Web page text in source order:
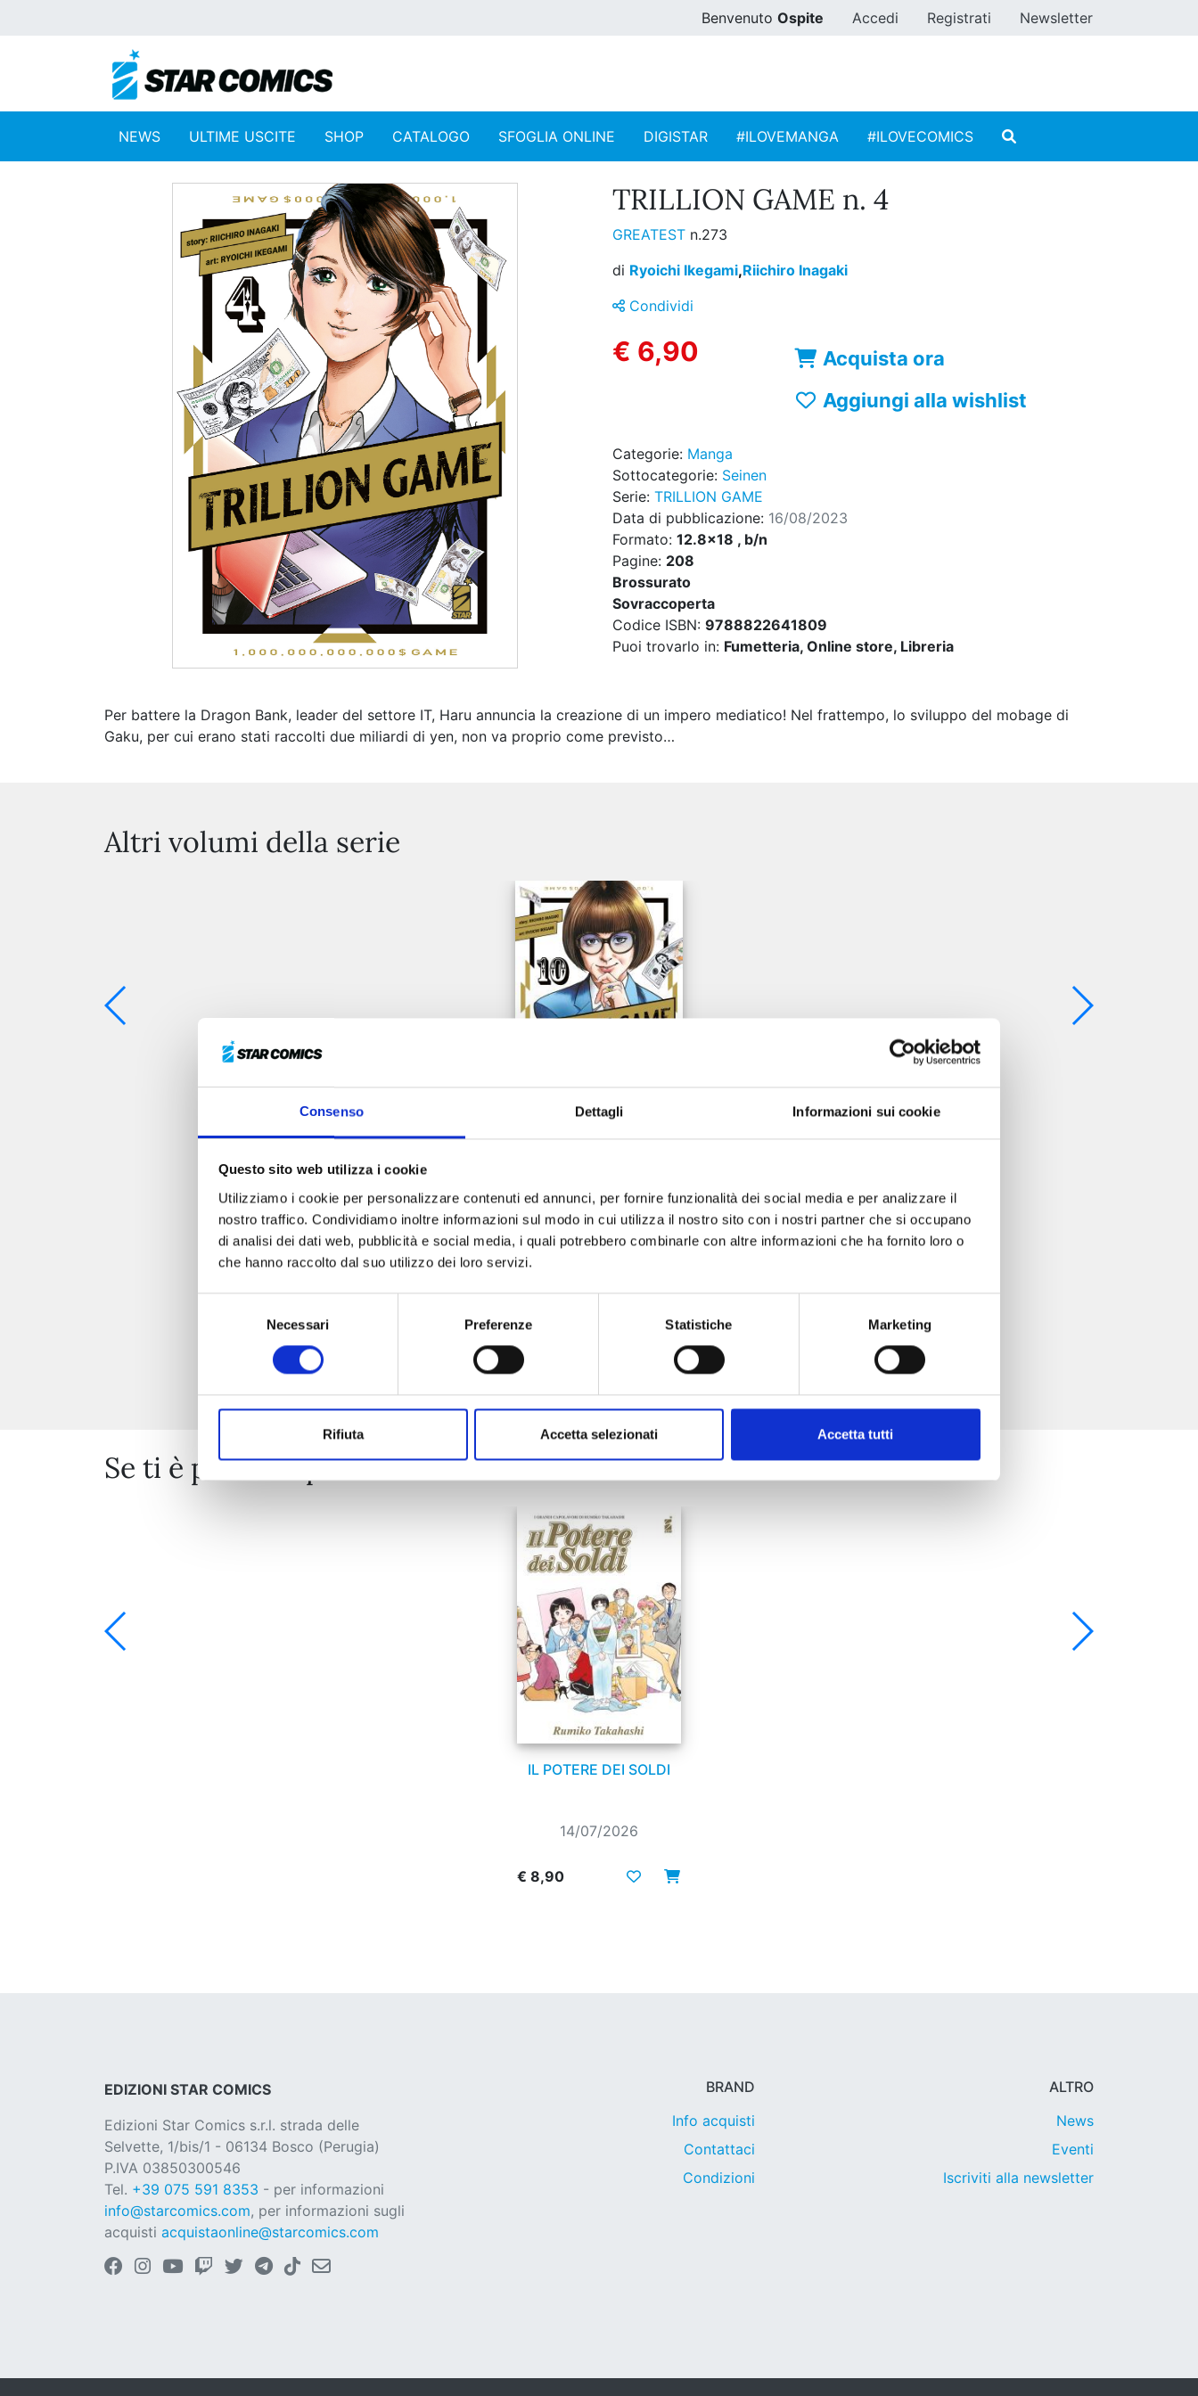
Consenso Dettagli Informazioni sui cookie
Questo sito web utilizza i cookie
Utilizziamo i cookie per personalizzare contenuti ed annunci, per fornire funzionalità dei social media e per analizzare il
nostro traffico. Condividiamo inoltre informazioni sul modo in cui utilizza il nostro sito con i nostri partner che si occupano
di analisi dei dati web, pubblicità e social media, i quali potrebbero combinarle con altre informazioni che ha fornito loro o
che hanno raccolto dal suo utilizzo dei loro servizi.
Necessari Preferenze Statistiche Marketing
Rifiuta Accetta selezionati Accetta tutti
Benvenuto Ospite Accedi Registrati Newsletter
NEWS ULTIME USCITE SHOP CATALOGO SFOGLIA ONLINE DIGISTAR #ILOVEMANGA #ILOVECOMICS
TRILLION GAME n. 4
GREATEST n.273
di Ryoichi Ikegami,Riichiro Inagaki
Condividi
€ 6,90
Acquista ora
Aggiungi alla wishlist
Categorie: Manga
Sottocategorie: Seinen
Serie: TRILLION GAME
Data di pubblicazione: 16/08/2023
Formato: 12.8x18 , b/n
Pagine: 208
Brossurato
Sovraccoperta
Codice ISBN: 9788822641809
Puoi trovarlo in: Fumetteria, Online store, Libreria
Per battere la Dragon Bank, leader del settore IT, Haru annuncia la creazione di un impero mediatico! Nel frattempo, lo sviluppo del mobage di
Gaku, per cui erano stati raccolti due miliardi di yen, non va proprio come previsto…
Altri volumi della serie
TRILLION GAME n. 10
24/02/2026
€ 6,90
Se ti è piaciuto prova anche:
IL POTERE DEI SOLDI
14/07/2026
€ 8,90
EDIZIONI STAR COMICS
Edizioni Star Comics s.r.l. strada delle
Selvette, 1/bis/1 - 06134 Bosco (Perugia)
P.IVA 03850300546
Tel. +39 075 591 8353 - per informazioni
info@starcomics.com, per informazioni sugli
acquisti acquistaonline@starcomics.com
BRAND
Info acquisti
Contattaci
Condizioni
ALTRO
News
Eventi
Iscriviti alla newsletter